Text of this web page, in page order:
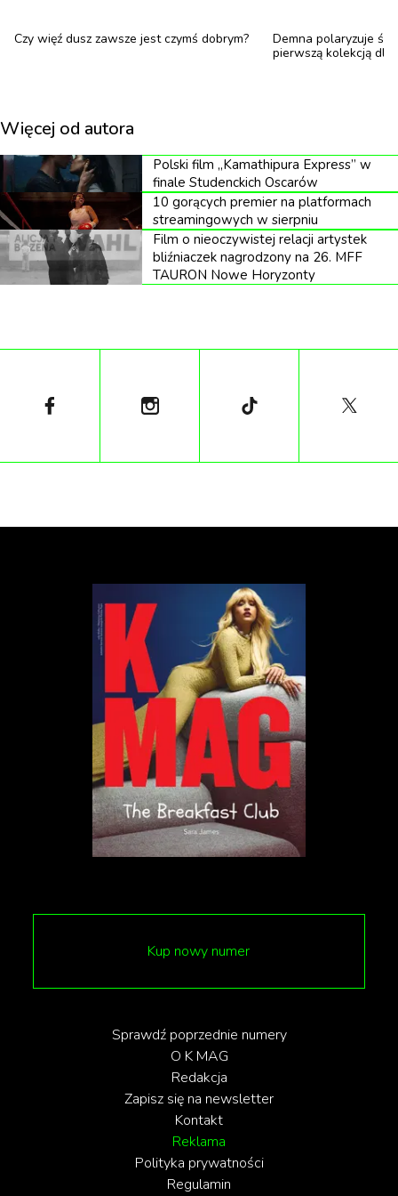
fot. materiały prasowe HBO Max
Reżyserem serialu jest Karol Klementewicz, który
producentem Bogumił Lipski. Za scenografię
kostiumy Zofia Komasa, a za charakteryzację
Alan Zejer oraz Kamil Grzybowski. Reżyserką
Czy więź dusz zawsze jest czymś dobrym?
Demna polaryzuje
pierwszą kolekcją dla
Więcej od autora
Polski film „Kamathipura Express” w
finale Studenckich Oscarów
10 gorących premier na platformach
streamingowych w sierpniu
Film o nieoczywistej relacji artystek
bliźniaczek nagrodzony na 26. MFF
TAURON Nowe Horyzonty
Kup nowy numer
Sprawdź poprzednie numery
O K MAG
Redakcja
Zapisz się na newsletter
Kontakt
Reklama
Polityka prywatności
Regulamin